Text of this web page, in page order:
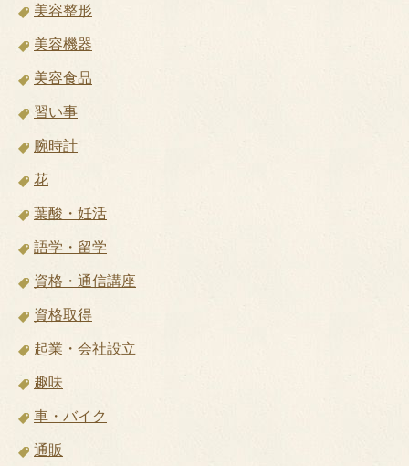
美容整形
美容機器
美容食品
習い事
腕時計
花
葉酸・妊活
語学・留学
資格・通信講座
資格取得
起業・会社設立
趣味
車・バイク
通販